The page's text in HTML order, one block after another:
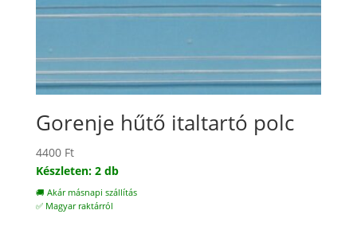
Gorenje hűtő italtartó polc
4400 Ft
Készleten: 2 db
🚚 Akár másnapi szállítás
✅ Magyar raktárról